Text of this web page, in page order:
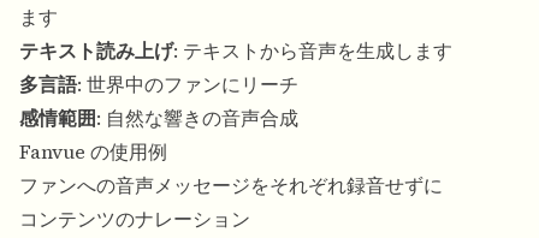
ます
テキスト読み上げ: テキストから音声を生成します
多言語: 世界中のファンにリーチ
感情範囲: 自然な響きの音声合成
Fanvue の使用例
ファンへの音声メッセージをそれぞれ録音せずに
コンテンツのナレーション